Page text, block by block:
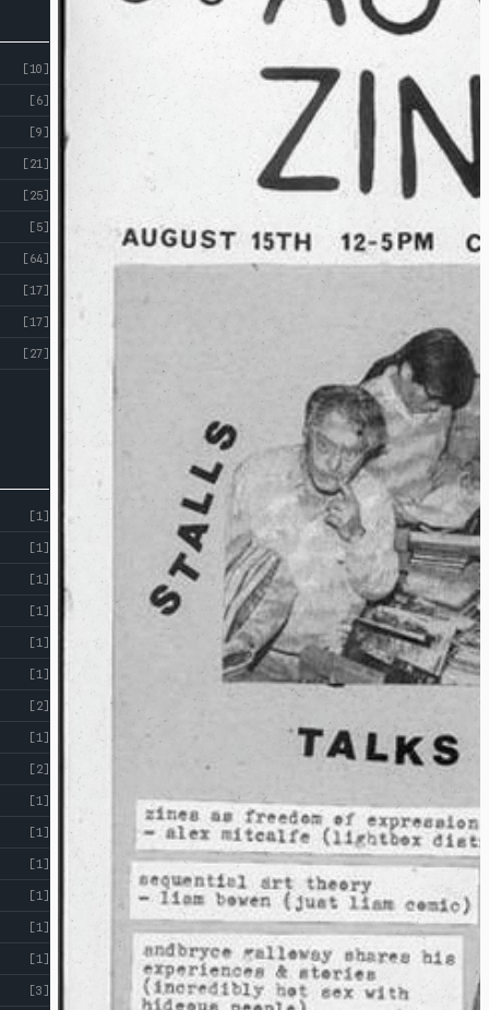
[10]
[6]
[9]
[21]
[25]
[5]
[64]
[17]
[17]
[27]
[1]
[1]
[1]
[1]
[1]
[1]
[2]
[1]
[2]
[1]
[1]
[1]
[1]
[1]
[1]
[3]